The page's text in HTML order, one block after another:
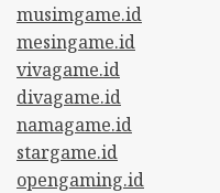
musimgame.id
mesingame.id
vivagame.id
divagame.id
namagame.id
stargame.id
opengaming.id